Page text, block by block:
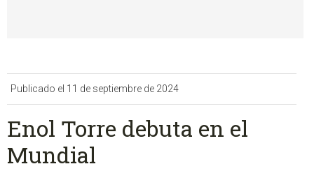
Publicado el 11 de septiembre de 2024
Enol Torre debuta en el
Mundial